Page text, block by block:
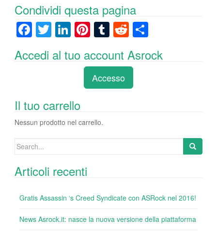
Condividi questa pagina
F
c
o
o
k
T
wi
tt
Li
k
n
Pi
er
e
st
T
m
bl
r
R
e
d
di
t
n
Accedi al tuo account Asrock
Accesso
Il tuo carrello
Nessun prodotto nel carrello.
Search
Articoli recenti
Gratis Assassin ‘s Creed Syndicate con ASRock nel 2016!
News Asrock.it: nasce la nuova versione della piattaforma